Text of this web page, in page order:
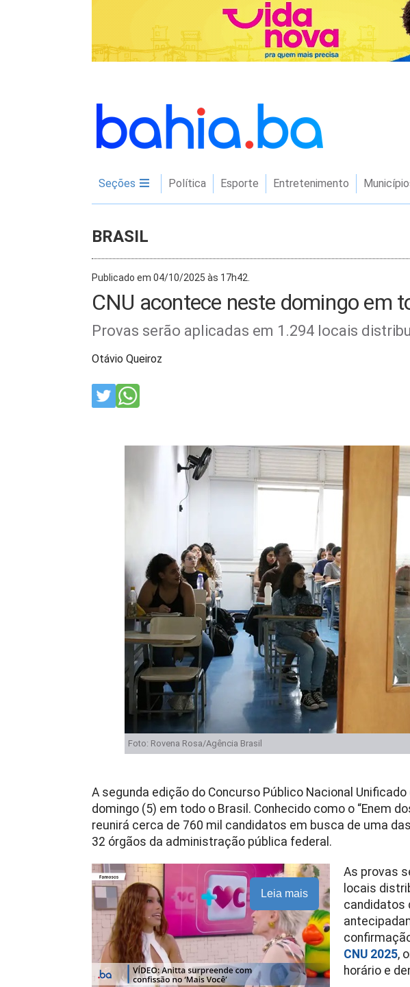
Seções Política Esporte Entretenimento
BRASIL
Publicado em 04/10/2025 às 17h42.
CNU acontece neste domingo em
Provas serão aplicadas em 1.294 locais
Otávio Queiroz
Foto: Rovena Rosa/Agência Brasil
A segunda edição do Concurso Público Nacional
domingo (5) em todo o Brasil. Conhecido como o “Enem
reunirá cerca de 760 mil candidatos em busca de uma
32 órgãos da administração pública federal.
Leia mais
As provas
locais
candidatos
CNU 2025,
horário e